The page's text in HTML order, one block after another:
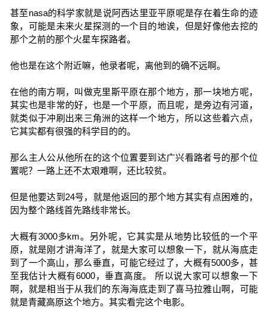
甚至nasa的科学家就是说阿西达里亚平原呢是存在着生命的迹
象，可能是未来火星探测的一个目的地诶，但是好像他去挖的
那个之前的那个火星车探路者。
他也是在这个附近嘛，他录者呢，离他到的确不远啊。
在他的南方啊，叫做克里斯平原在那个地方，那一块地方呢，
其实也是非常的好，也是一个平原，而且呢，是旁边有河道，
就类似于冲刷出来三角洲的这样一个地方，所以这些着六点，
它其实都有很强的科学目的的。
那么主人公从他所在的这个位置要到达广兴看路者号的那个位
置呢？一路上还不太艰难啊，还比较贫。
但是他要达到24号，就是他返回的那个地方其实有点困难的，
因为整个路线首先路线非常长。
大概有3000多km。另外呢，它其实是从地势比较低的一个平
原，就是刚才讲海洋了，就是大家可以想象一下，就从海底走
到了一个高山，那么垂直，可能它经过了，大概有5000多，甚
至我估计大概有6000，垂直高度。 所以说大家可以想象一下
啊，就是相当于从我们的东海海底走到了喜马拉雅山啊，可能
就是青藏高原这个地方。其实看完这个电影。